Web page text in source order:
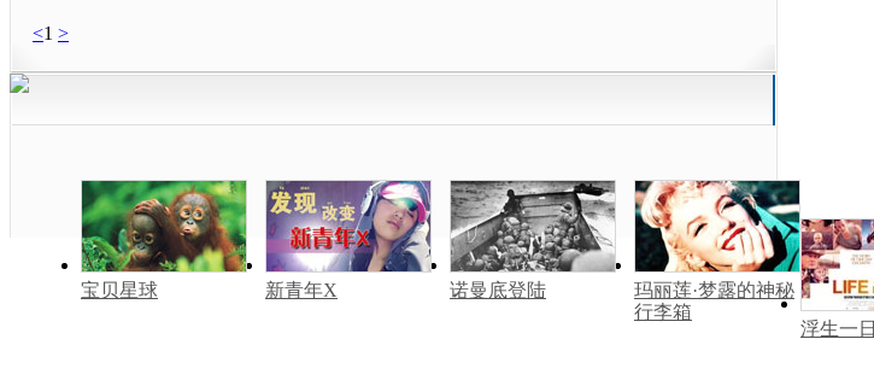
<1 >
宝贝星球 新青年X 诺曼底登陆
玛丽莲·梦露的神秘
行李箱
浮生一日